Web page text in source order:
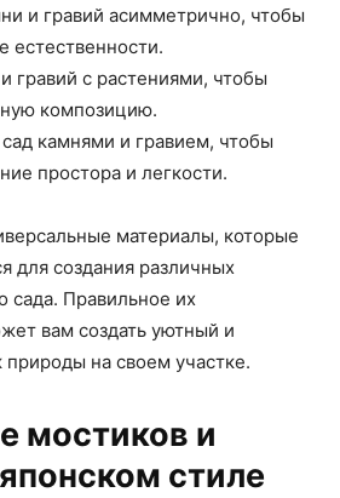
и гравий асимметрично, чтобы
естественности.
гравий с растениями, чтобы
композицию.
камнями и гравием, чтобы
простора и легкости.
материалы, которые
для создания различных
сада. Правильное их
вам создать уютный и
на своем участке.
мостиков и
стиле